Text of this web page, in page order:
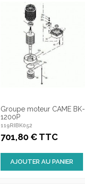
Groupe moteur CAME BK-
1200P
119RIBK052
701,80 € TTC
AJOUTER AU PANIER